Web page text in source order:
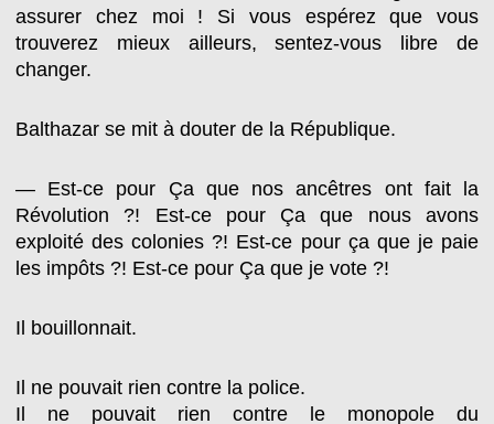
assurer chez moi ! Si vous espérez que vous
trouverez mieux ailleurs, sentez-vous libre de
changer.
Balthazar se mit à douter de la République.
— Est-ce pour Ça que nos ancêtres ont fait la
Révolution ?! Est-ce pour Ça que nous avons
exploité des colonies ?! Est-ce pour ça que je paie
les impôts ?! Est-ce pour Ça que je vote ?!
Il bouillonnait.
Il ne pouvait rien contre la police.
Il ne pouvait rien contre le monopole du